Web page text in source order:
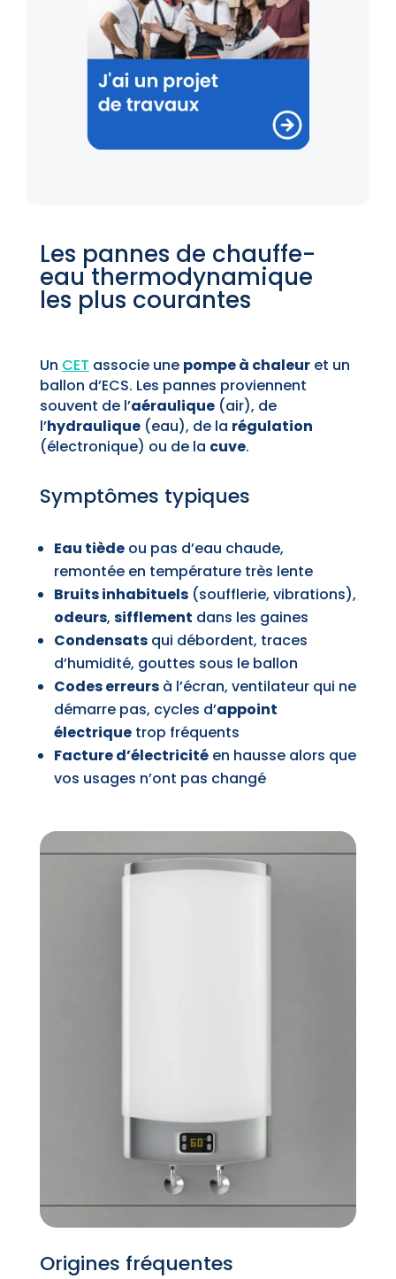
Les pannes de chauffe-
eau thermodynamique
les plus courantes
Un CET associe une pompe à chaleuret un
ballon d’ECS. Les pannes proviennent
souvent de l’aéraulique(air), de
l’hydraulique(eau), de la régulation
(électronique) ou de la cuve.
Symptômes typiques
Eau tièdeou pas d’eau chaude,
remontée en température très lente
Bruits inhabituels(soufflerie, vibrations),
odeurs, sifflement dans les gaines
Condensatsqui débordent, traces
d’humidité, gouttes sous le ballon
Codes erreursà l’écran, ventilateur qui ne
démarre pas, cycles d’appoint
électriquetrop fréquents
Facture d’électricitéen hausse alors que
vos usages n’ont pas changé
Origines fréquentes